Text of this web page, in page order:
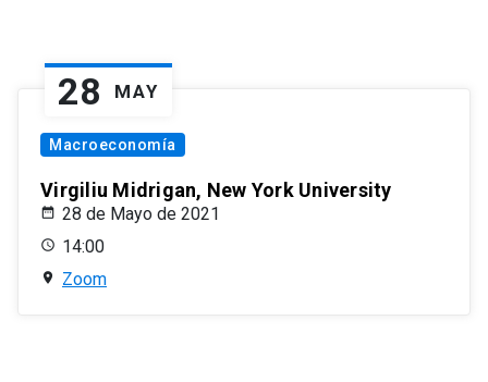
28 MAY
Macroeconomía
Virgiliu Midrigan, New York University
28 de Mayo de 2021
14:00
Zoom